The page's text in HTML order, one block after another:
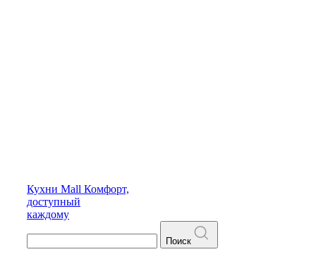
Кухни Mall Комфорт,
доступный
каждому
Поиск